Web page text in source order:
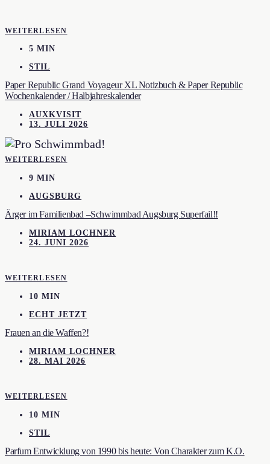
WEITERLESEN
5 MIN
STIL
Paper Republic Grand Voyageur XL Notizbuch & Paper Republic
Wochenkalender / Halbjahreskalender
AUXKVISIT
13. JULI 2026
WEITERLESEN
9 MIN
AUGSBURG
Ärger im Familienbad –Schwimmbad Augsburg Superfail!!
MIRIAM LOCHNER
24. JUNI 2026
WEITERLESEN
10 MIN
ECHT JETZT
Frauen an die Waffen?!
MIRIAM LOCHNER
28. MAI 2026
WEITERLESEN
10 MIN
STIL
Parfum Entwicklung von 1990 bis heute: Von Charakter zum K.O.